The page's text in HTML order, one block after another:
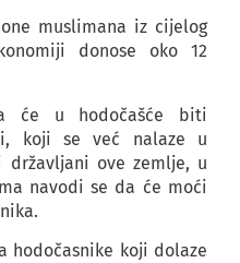
muslimana iz cijelog
donose oko 12
će u hodočašće biti
koji se već nalaze u
državljani ove zemlje, u
navodi se da će moći
hodočasnike koji dolaze